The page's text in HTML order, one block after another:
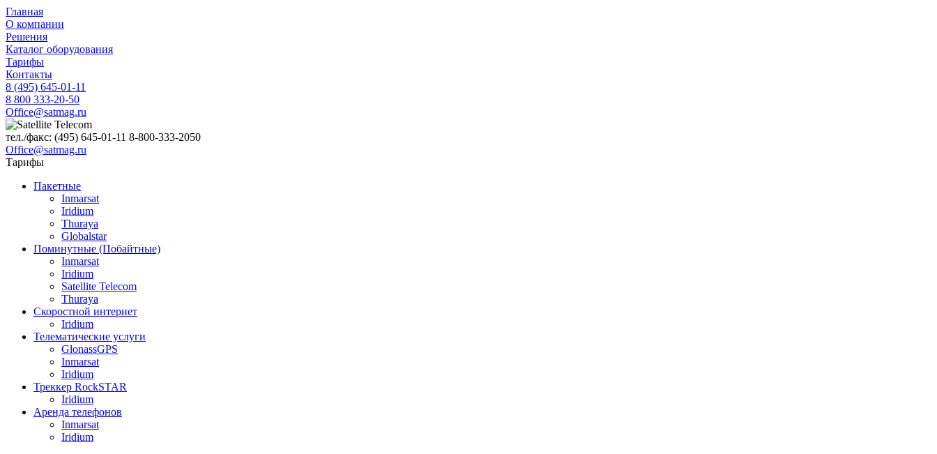
Главная
О компании
Решения
Каталог оборудования
Тарифы
Контакты
8 (495) 645-01-11
8 800 333-20-50
Office@satmag.ru
тел./факс: (495) 645-01-11 8-800-333-2050
Office@satmag.ru
Тарифы
Пакетные
Inmarsat
Iridium
Thuraya
Globalstar
Поминутные (Побайтные)
Inmarsat
Iridium
Satellite Telecom
Thuraya
Скоростной интернет
Iridium
Телематические услуги
GlonassGPS
Inmarsat
Iridium
Треккер RockSTAR
Iridium
Аренда телефонов
Inmarsat
Iridium